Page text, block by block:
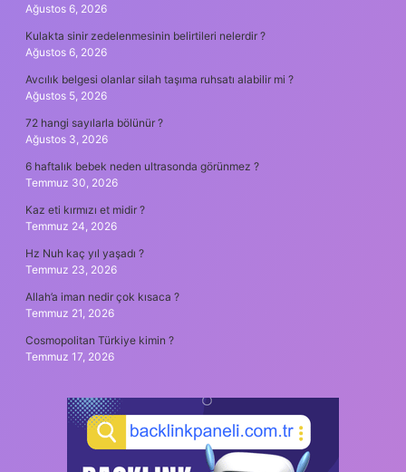
Ağustos 6, 2026
Kulakta sinir zedelenmesinin belirtileri nelerdir ?
Ağustos 6, 2026
Avcılık belgesi olanlar silah taşıma ruhsatı alabilir mi ?
Ağustos 5, 2026
72 hangi sayılarla bölünür ?
Ağustos 3, 2026
6 haftalık bebek neden ultrasonda görünmez ?
Temmuz 30, 2026
Kaz eti kırmızı et midir ?
Temmuz 24, 2026
Hz Nuh kaç yıl yaşadı ?
Temmuz 23, 2026
Allah’a iman nedir çok kısaca ?
Temmuz 21, 2026
Cosmopolitan Türkiye kimin ?
Temmuz 17, 2026